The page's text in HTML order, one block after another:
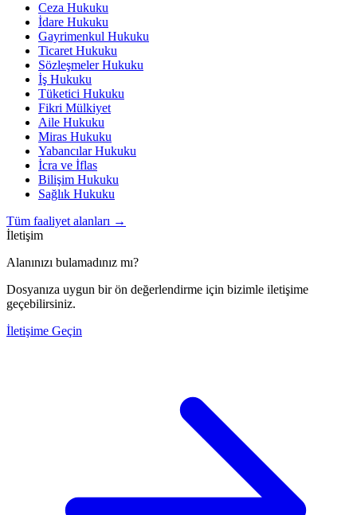
Ceza Hukuku
İdare Hukuku
Gayrimenkul Hukuku
Ticaret Hukuku
Sözleşmeler Hukuku
İş Hukuku
Tüketici Hukuku
Fikri Mülkiyet
Aile Hukuku
Miras Hukuku
Yabancılar Hukuku
İcra ve İflas
Bilişim Hukuku
Sağlık Hukuku
Tüm faaliyet alanları →
İletişim
Alanınızı bulamadınız mı?
Dosyanıza uygun bir ön değerlendirme için bizimle iletişime
geçebilirsiniz.
İletişime Geçin